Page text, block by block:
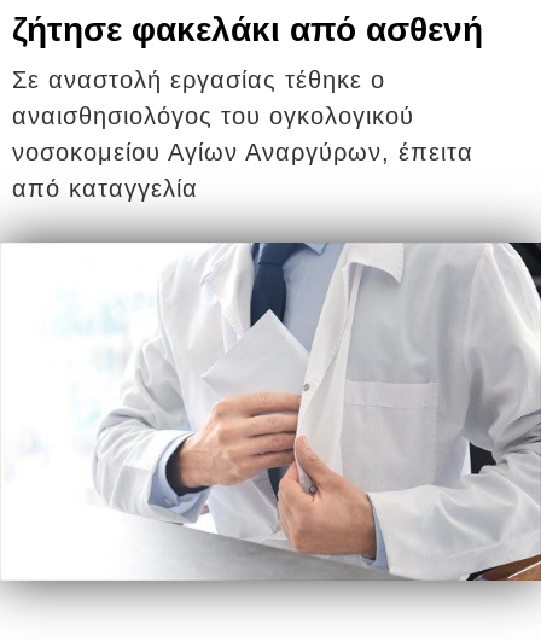
ζήτησε φακελάκι από ασθενή
Σε αναστολή εργασίας τέθηκε ο
αναισθησιολόγος του ογκολογικού
νοσοκομείου Αγίων Αναργύρων, έπειτα
από καταγγελία